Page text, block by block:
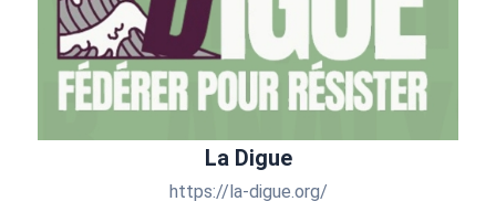
La Digue
https://la-digue.org/